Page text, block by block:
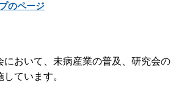
のページ
において、未病産業の普及、研究会の
ています。